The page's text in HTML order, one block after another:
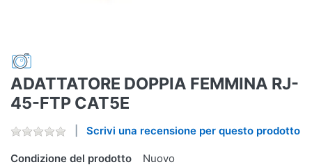
ADATTATORE DOPPIA FEMMINA RJ-
45-FTP CAT5E
Scrivi una recensione per questo prodotto
Condizione del prodotto
Nuovo